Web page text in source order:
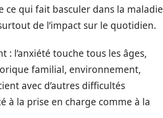
qui fait basculer dans la maladie
de l’impact sur le quotidien.
: l’anxiété touche tous les âges,
familial, environnement,
avec d’autres difficultés
à la prise en charge comme à la